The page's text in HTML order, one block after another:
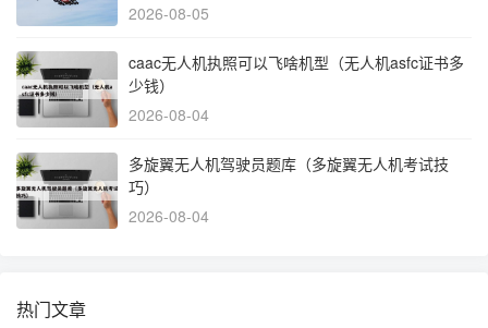
2026-08-05
caac无人机执照可以飞啥机型（无人机asfc证书多
少钱）
2026-08-04
多旋翼无人机驾驶员题库（多旋翼无人机考试技
巧）
2026-08-04
热门文章